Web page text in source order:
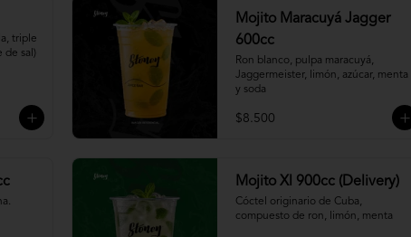
triple
de sal)
Mojito Maracuyá Jagger
600cc
Ron blanco, pulpa maracuyá,
Jaggermeister, limón, azúcar, menta
y soda
$8.500
Mojito Xl 900cc (Delivery)
Cóctel originario de Cuba,
compuesto de ron, limón, menta